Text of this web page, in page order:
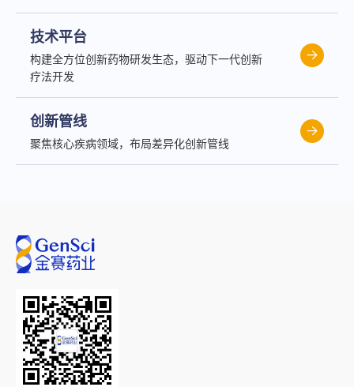
技术平台
构建全方位创新药物研发生态，驱动下一代创新
疗法开发
创新管线
聚焦核心疾病领域，布局差异化创新管线